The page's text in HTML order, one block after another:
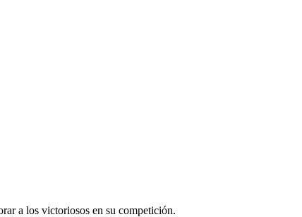
a los victoriosos en su competición.